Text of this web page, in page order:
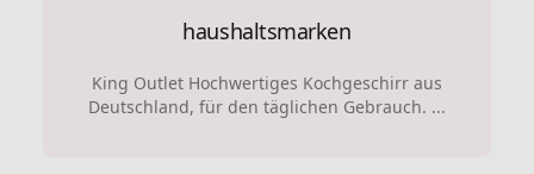
haushaltsmarken
King Outlet Hochwertiges Kochgeschirr aus
Deutschland, für den täglichen Gebrauch. ...